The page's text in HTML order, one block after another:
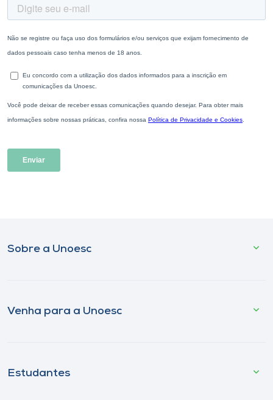
Sobre a Unoesc
Venha para a Unoesc
Estudantes